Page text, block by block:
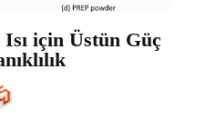
Isı için Üstün Güç